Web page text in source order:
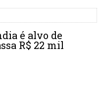
é alvo de
R$ 22 mil